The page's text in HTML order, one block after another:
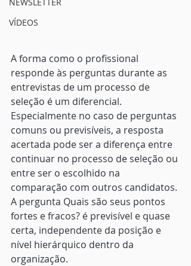
VÍDEOS
A forma como o profissional
responde às perguntas durante as
entrevistas de um processo de
seleção é um diferencial.
Especialmente no caso de perguntas
comuns ou previsíveis, a resposta
acertada pode ser a diferença entre
continuar no processo de seleção ou
entre ser o escolhido na
comparação com outros candidatos.
A pergunta Quais são seus pontos
fortes e fracos? é previsível e quase
certa, independente da posição e
nível hierárquico dentro da
organização.